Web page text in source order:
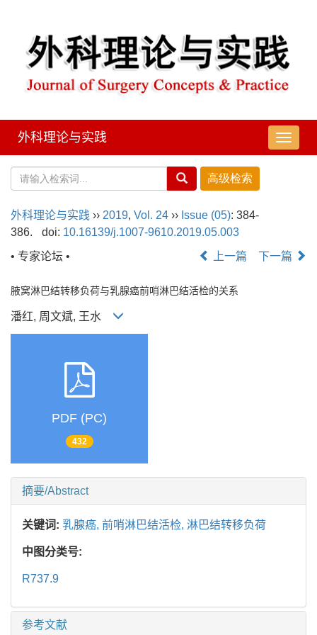
导
航
外科理论与实践
外科理论与实践 ›› 2019, Vol. 24 ›› Issue (05): 384-
386.
doi: 10.16139/j.1007-9610.2019.05.003
• 专家论坛 •
上一篇 下一篇
腋窝淋巴结转移负荷与乳腺癌前哨淋巴结活检的关系
潘红, 周文斌, 王水
PDF (PC)
432
摘要/Abstract
关键词: 乳腺癌, 前哨淋巴结活检, 淋巴结转移负荷
中图分类号:
R737.9
参考文献